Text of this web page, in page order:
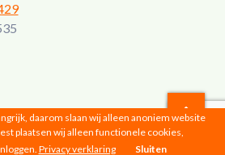
© 2026 |Privacyverklaring
daarom slaan wij alleen anoniem website
plaatsen wij alleen functionele cookies,
Privacy verklaring Sluiten